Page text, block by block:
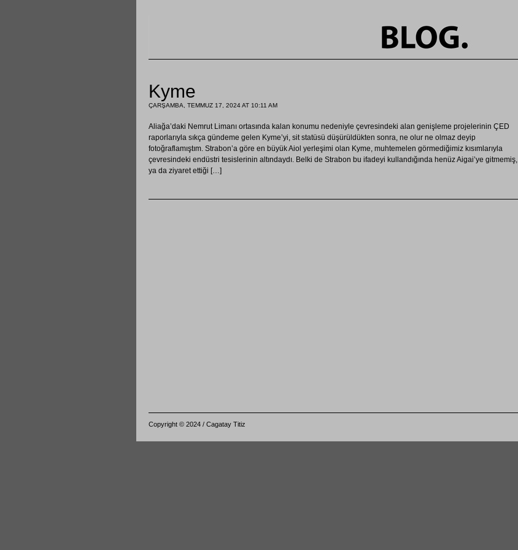
Kyme
ÇARŞAMBA, TEMMUZ 17, 2024 AT 10:11 AM
Aliağa’daki Nemrut Limanı ortasında kalan konumu nedeniyle çevresindeki alan genişleme projelerinin ÇED
raporlarıyla sıkça gündeme gelen Kyme’yi, sit statüsü düşürüldükten sonra, ne olur ne olmaz deyip
fotoğraflamıştım. Strabon’a göre en büyük Aiol yerleşimi olan Kyme, muhtemelen görmediğimiz kısımlarıyla
çevresindeki endüstri tesislerinin altındaydı. Belki de Strabon bu ifadeyi kullandığında henüz Aigai’ye gitmemiş,
ya da ziyaret ettiği […]
Copyright © 2024 / Cagatay Titiz